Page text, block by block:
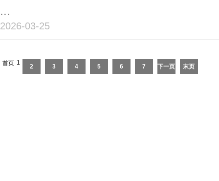
...
2026-03-25
首页 1
2 3 4 5 6 7 下一页 末页